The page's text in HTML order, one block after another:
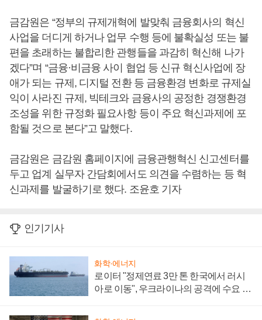
금감원은 “정부의 규제개혁에 발맞춰 금융회사의 혁신
사업을 더디게 하거나 업무 수행 등에 불확실성 또는 불
편을 초래하는 불합리한 관행들을 과감히 혁신해 나가
겠다”며 “금융·비금융 사이 협업 등 신규 혁신사업에 장
애가 되는 규제, 디지털 전환 등 금융환경 변화로 규제실
익이 사라진 규제, 빅테크와 금융사의 공정한 경쟁환경
조성을 위한 규정화 필요사항 등이 주요 혁신과제에 포
함될 것으로 본다”고 말했다.
금감원은 금감원 홈페이지에 금융관행혁신 신고센터를
두고 업계 실무자 간담회에서도 의견을 수렴하는 등 혁
신과제를 발굴하기로 했다. 조윤호 기자
인기기사
화학·에너지
로이터 "정제연료 3만 톤 한국에서 러시
아로 이동", 우크라이나의 공격에 수요 늘